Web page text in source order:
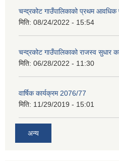
चन्द्रकोट गाउँपालिकाको प्रथम आवधिक
मिति: 08/24/2022 - 15:54
चन्द्रकोट गाउँपालिकाको राजस्व सुधार
मिति: 06/28/2022 - 11:30
वार्षिक कार्यक्रम 2076/77
मिति: 11/29/2019 - 15:01
अन्य